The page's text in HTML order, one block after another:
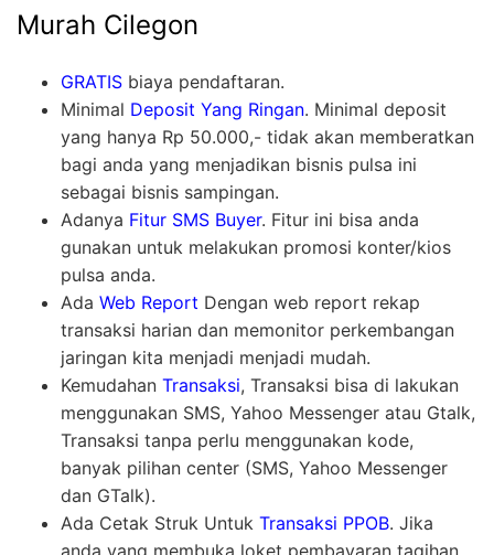
Murah Cilegon
GRATIS biaya pendaftaran.
Minimal Deposit Yang Ringan. Minimal deposit
yang hanya Rp 50.000,- tidak akan memberatkan
bagi anda yang menjadikan bisnis pulsa ini
sebagai bisnis sampingan.
Adanya Fitur SMS Buyer. Fitur ini bisa anda
gunakan untuk melakukan promosi konter/kios
pulsa anda.
Ada Web Report Dengan web report rekap
transaksi harian dan memonitor perkembangan
jaringan kita menjadi menjadi mudah.
Kemudahan Transaksi, Transaksi bisa di lakukan
menggunakan SMS, Yahoo Messenger atau Gtalk,
Transaksi tanpa perlu menggunakan kode,
banyak pilihan center (SMS, Yahoo Messenger
dan GTalk).
Ada Cetak Struk Untuk Transaksi PPOB. Jika
anda yang membuka loket pembayaran tagihan